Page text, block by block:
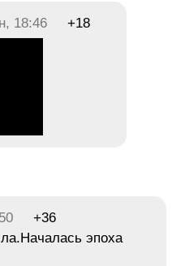
18:46 +18
+36
эпоха